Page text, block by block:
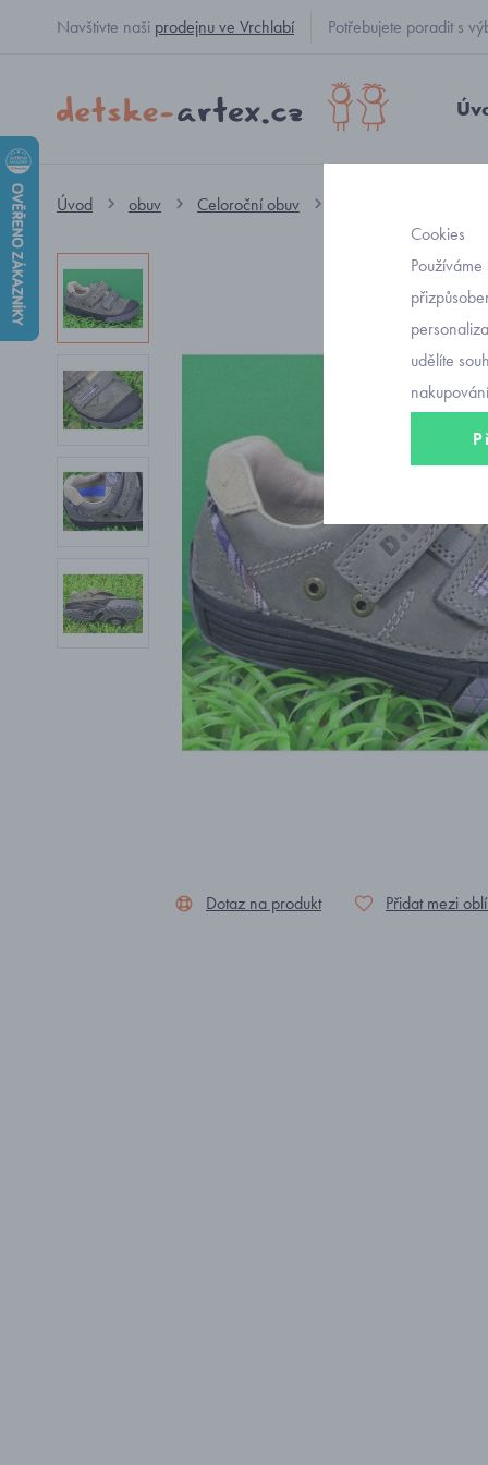
Navštivte naši prodejnu ve Vrchlabí Potřebujete poradit s
Úvod obuv Celoroční obuv
Dotaz na produkt Přidat mezi
Cookies
udělíte